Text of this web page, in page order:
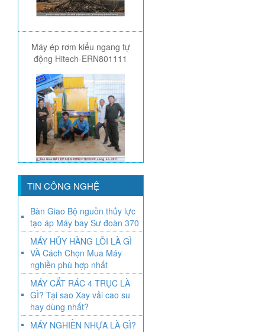
Máy ép rơm kiểu ngang tự
động Hitech-ERN801111
TIN CÔNG NGHỆ
Bàn Giao Bộ nguồn thủy lực
tạo áp Máy bay Sư đoàn 370
MÁY HỦY HÀNG LỖI LÀ GÌ
VÀ Cách Chọn Mua Máy
nghiền phù hợp nhất
MÁY CẮT RÁC 4 TRỤC LÀ
GÌ? Tại sao Xay vải cao su
hay dùng nhất?
MÁY NGHIỀN NHỰA LÀ GÌ?